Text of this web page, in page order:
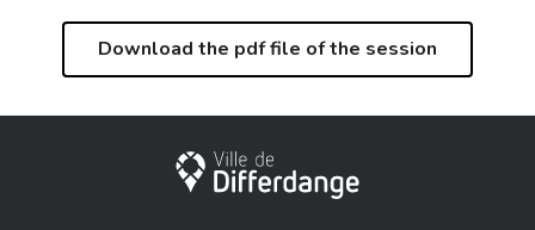
Download the pdf file of the session
City of Differdange